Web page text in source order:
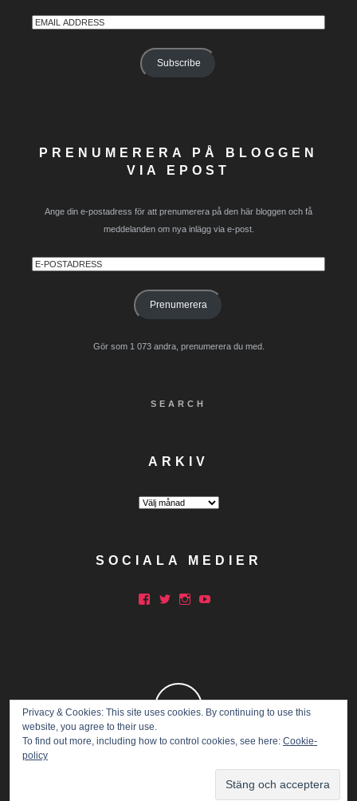
Email
Subscribe
PRENUMERERA PÅ BLOGGEN
VIA EPOST
Ange din e-postadress för att prenumerera på den här bloggen och få
meddelanden om nya inlägg via e-post.
E-
Prenumerera
Gör som 1 073 andra, prenumerera du med.
SEARCH
ARKIV
Arkiv
SOCIALA MEDIER
Facebook
Twitter
Instagram
Privacy & Cookies: This site uses cookies. By continuing to use this
website, you agree to their use.
To find out more, including how to control cookies, see here: Cookie-
policy